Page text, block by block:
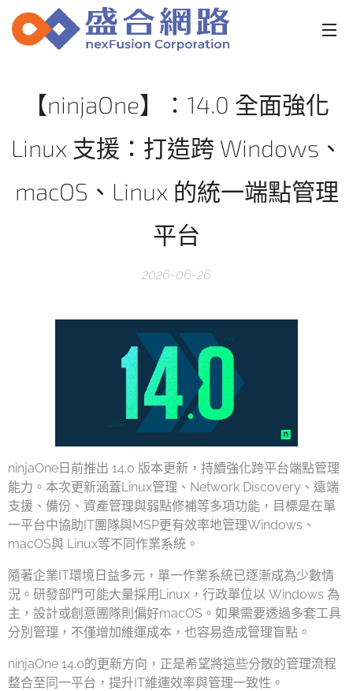
【ninjaOne】：14.0 全面強化
Linux 支援：打造跨 Windows、
macOS、Linux 的統一端點管理
平台
2026-06-26
ninjaOne日前推出 14.0 版本更新，持續強化跨平台端點管理
能力。本次更新涵蓋Linux管理、Network Discovery、遠端
支援、備份、資產管理與弱點修補等多項功能，目標是在單
一平台中協助IT團隊與MSP更有效率地管理Windows、
macOS與 Linux等不同作業系統。
隨著企業IT環境日益多元，單一作業系統已逐漸成為少數情
況。研發部門可能大量採用Linux，行政單位以 Windows 為
主，設計或創意團隊則偏好macOS。如果需要透過多套工具
分別管理，不僅增加維運成本，也容易造成管理盲點。
ninjaOne 14.0的更新方向，正是希望將這些分散的管理流程
整合至同一平台，提升IT維運效率與管理一致性。